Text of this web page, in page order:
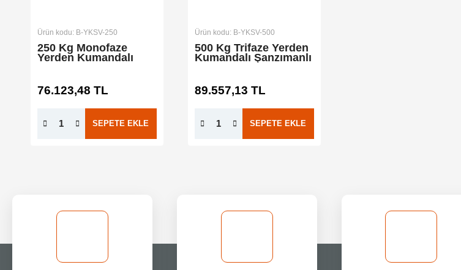
Ürün kodu: B-YKSV-250
250 Kg Monofaze
Yerden Kumandalı
76.123,48 TL
SEPETE EKLE
Ürün kodu: B-YKSV-500
500 Kg Trifaze Yerden
Kumandalı Şanzımanlı
89.557,13 TL
SEPETE EKLE